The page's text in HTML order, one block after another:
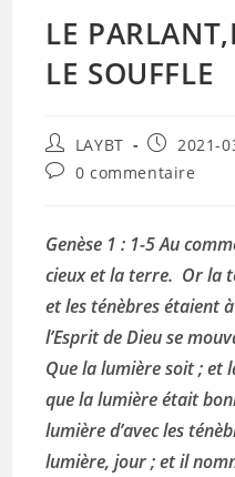
LE
LE SOUFFLE
Auteur/autrice
de
la
LAYBT
publiée :
2021-
Commentaires
publication :
0 commentaire
Genèse 1 : 1-5 Au
cieux et la terre. Or la
et les ténèbres étaient
l’Esprit de Dieu se
Que la lumière soit ; et
que la lumière était
lumière d’avec les
lumière, jour ; et il